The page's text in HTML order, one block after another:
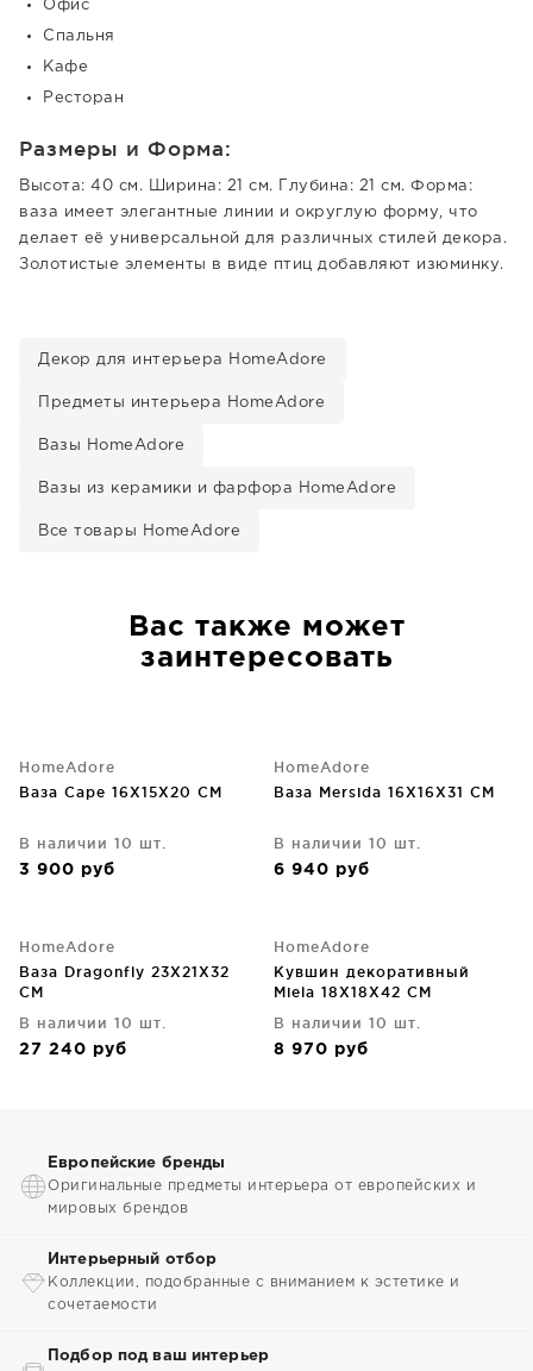
Офис
Спальня
Кафе
Ресторан
Размеры и Форма:
Высота: 40 см. Ширина: 21 см. Глубина: 21 см. Форма:
ваза имеет элегантные линии и округлую форму, что
делает её универсальной для различных стилей декора.
Золотистые элементы в виде птиц добавляют изюминку.
Декор для интерьера HomeAdore
Предметы интерьера HomeAdore
Вазы HomeAdore
Вазы из керамики и фарфора HomeAdore
Все товары HomeAdore
Вас также может
заинтересовать
HomeAdore
Ваза Cape 16X15X20 CM
В наличии 10 шт.
3 900 руб
HomeAdore
Ваза Mersida 16X16X31 CM
В наличии 10 шт.
6 940 руб
HomeAdore
Ваза Dragonfly 23X21X32
CM
В наличии 10 шт.
27 240 руб
HomeAdore
Кувшин декоративный
Miela 18X18X42 CM
В наличии 10 шт.
8 970 руб
Европейские бренды
Оригинальные предметы интерьера от европейских и
мировых брендов
Интерьерный отбор
Коллекции, подобранные с вниманием к эстетике и
сочетаемости
Подбор под ваш интерьер